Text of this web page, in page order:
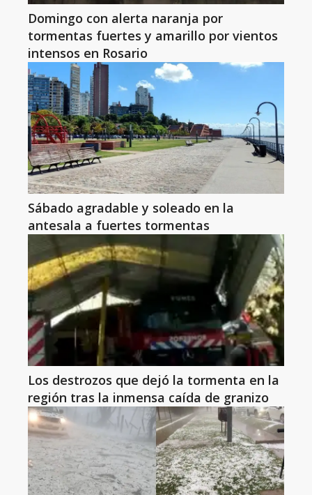
Domingo con alerta naranja por
tormentas fuertes y amarillo por vientos
intensos en Rosario
Sábado agradable y soleado en la
antesala a fuertes tormentas
Los destrozos que dejó la tormenta en la
región tras la inmensa caída de granizo